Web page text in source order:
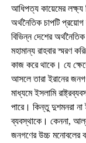
আধিপত্য কায়েমের লক্ষ্য
অর্থনৈতিক চাপটি
বিভিন্ন দেশের
মহামান্য রাহবার স্মরণ
কাজ করে থাকে। যে
আসলে তারা ইরানের
মাধ্যমে ইসলামি
পারে। কিন্তু দুশমনরা না
ব্যবস্থাকে। কেননা,
জনগণের উচ্চ মনোবলের